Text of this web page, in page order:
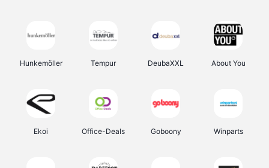
Hunkemöller Tempur DeubaXXL About You
Ekoi Office-Deals Goboony Winparts